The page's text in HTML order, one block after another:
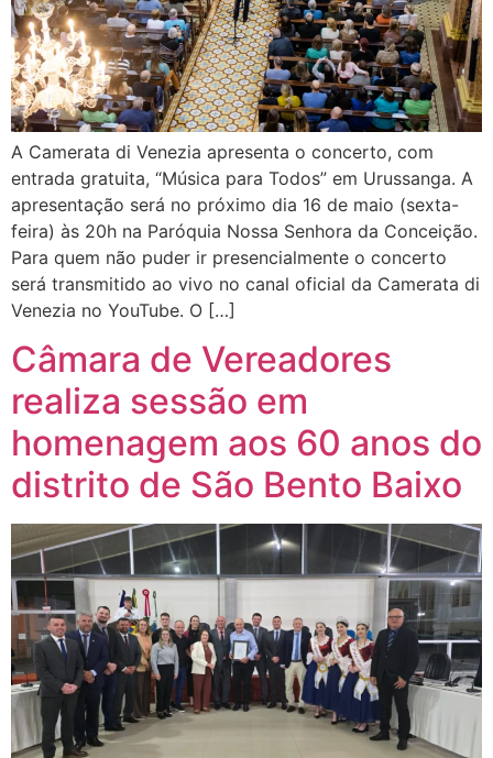
A Camerata di Venezia apresenta o concerto, com
entrada gratuita, “Música para Todos” em Urussanga. A
apresentação será no próximo dia 16 de maio (sexta-
feira) às 20h na Paróquia Nossa Senhora da Conceição.
Para quem não puder ir presencialmente o concerto
será transmitido ao vivo no canal oficial da Camerata di
Venezia no YouTube. O […]
Câmara de Vereadores
realiza sessão em
homenagem aos 60 anos do
distrito de São Bento Baixo